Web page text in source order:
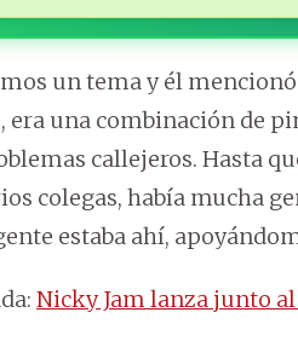
un tema y él
era una combinación de
callejeros. Hasta
colegas, había mucha
estaba ahí,
Nicky Jam lanza junto